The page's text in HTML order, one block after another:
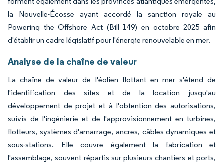
la Nouvelle-Écosse ayant accordé la sanction royale au
Powering the Offshore Act (Bill 149) en octobre 2025 afin
d'établir un cadre législatif pour l'énergie renouvelable en mer.
Analyse de la chaîne de valeur
La chaîne de valeur de l'éolien flottant en mer s'étend de
l'identification des sites et de la location jusqu'au
développement de projet et à l'obtention des autorisations,
suivis de l'ingénierie et de l'approvisionnement en turbines,
flotteurs, systèmes d'amarrage, ancres, câbles dynamiques et
sous-stations. Elle couvre également la fabrication et
l'assemblage, souvent répartis sur plusieurs chantiers et ports,